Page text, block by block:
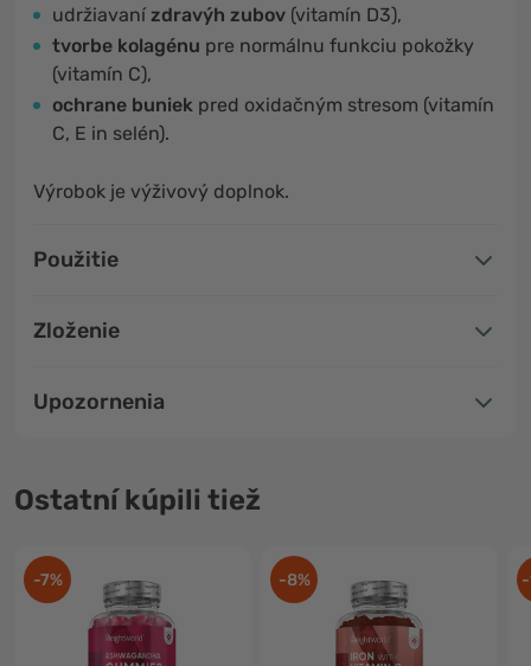
udržiavanízdravýh zubov (vitamín D3),
tvorbe kolagénu pre normálnu funkciu pokožky
(vitamín C),
ochrane buniek pred oxidačným stresom (vitamín
C, E in selén).
Výrobok je výživový doplnok.
Použitie
Zloženie
Upozornenia
Ostatní kúpili tiež
-7% -8%